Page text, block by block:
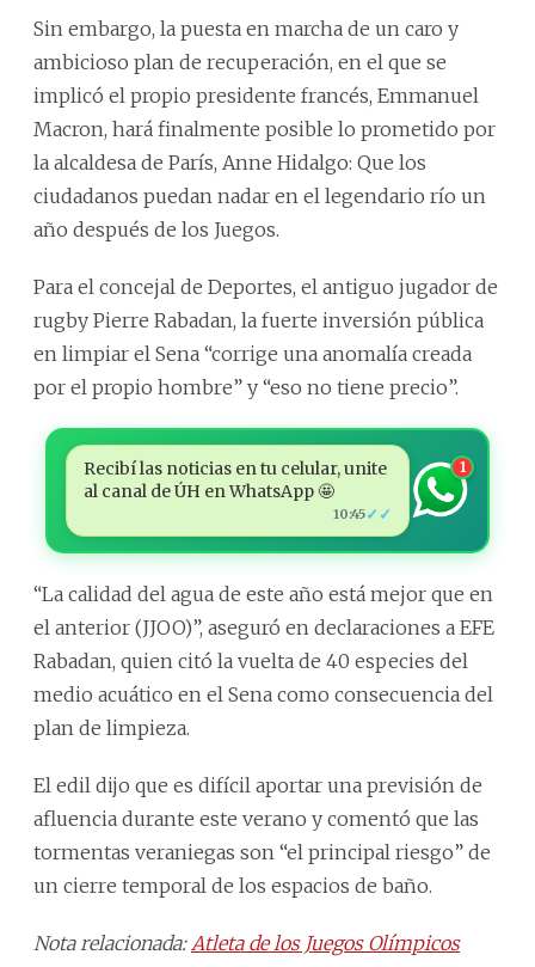
Sin embargo, la puesta en marcha de un caro y
ambicioso plan de recuperación, en el que se
implicó el propio presidente francés, Emmanuel
Macron, hará finalmente posible lo prometido por
la alcaldesa de París, Anne Hidalgo: Que los
ciudadanos puedan nadar en el legendario río un
año después de los Juegos.
Para el concejal de Deportes, el antiguo jugador de
rugby Pierre Rabadan, la fuerte inversión pública
en limpiar el Sena “corrige una anomalía creada
por el propio hombre” y “eso no tiene precio”.
Recibí las noticias en tu celular, unite
al canal de ÚH en WhatsApp 🤩
10:45✓✓
1
“La calidad del agua de este año está mejor que en
el anterior (JJOO)”, aseguró en declaraciones a EFE
Rabadan, quien citó la vuelta de 40 especies del
medio acuático en el Sena como consecuencia del
plan de limpieza.
El edil dijo que es difícil aportar una previsión de
afluencia durante este verano y comentó que las
tormentas veraniegas son “el principal riesgo” de
un cierre temporal de los espacios de baño.
Nota relacionada: Atleta de los Juegos Olímpicos